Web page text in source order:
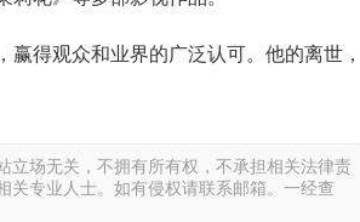
得观众和业界的广泛认可。他的离世，
立场无关，不拥有所有权，不承担相关法律责
关专业人士。如有侵权请联系邮箱。一经查